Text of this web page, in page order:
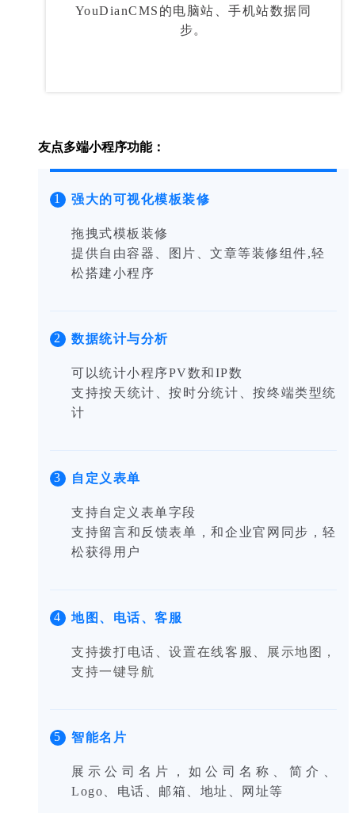
YouDianCMS的电脑站、手机站数据同
步。
友点多端小程序功能：
1 强大的可视化模板装修
拖拽式模板装修
提供自由容器、图片、文章等装修组件,轻
松搭建小程序
2 数据统计与分析
可以统计小程序PV数和IP数
支持按天统计、按时分统计、按终端类型统
计
3 自定义表单
支持自定义表单字段
支持留言和反馈表单，和企业官网同步，轻
松获得用户
4 地图、电话、客服
支持拨打电话、设置在线客服、展示地图，
支持一键导航
5 智能名片
展示公司名片，如公司名称、简介、
Logo、电话、邮箱、地址、网址等